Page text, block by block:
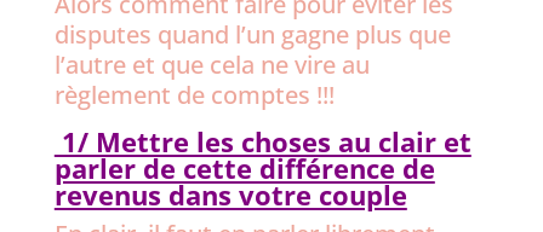
disputes quand l’un gagne plus que
l’autre et que cela ne vire au
règlement de comptes !!!
1/ Mettre les choses au clair et
parler de cette différence de
revenus dans votre couple